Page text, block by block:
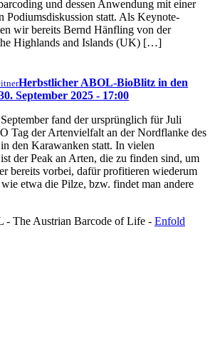
und dessen Anwendung mit einer
Podiumsdiskussion statt. Als Keynote-
wir bereits Bernd Hänfling von der
Highlands and Islands (UK) […]
Herbstlicher ABOL-BioBlitz in den
September 2025 - 17:00
fand der ursprünglich für Juli
Tag der Artenvielfalt an der Nordflanke des
den Karawanken statt. In vielen
der Peak an Arten, die zu finden sind, um
bereits vorbei, dafür profitieren wiederum
etwa die Pilze, bzw. findet man andere
The Austrian Barcode of Life - Enfold